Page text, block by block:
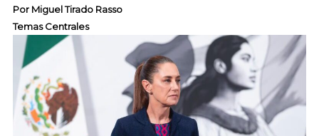
Por Miguel Tirado Rasso
Temas Centrales